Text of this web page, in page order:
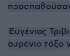
Ευγένιος
ουράνιο τόξο